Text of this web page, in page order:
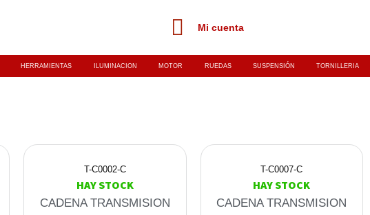
Mi cuenta
HERRAMIENTAS ILUMINACION MOTOR RUEDAS SUSPENSIÓN TORNILLERIA
T-C0002-C
HAY STOCK
CADENA TRANSMISION
T-C0007-C
HAY STOCK
CADENA TRANSMISION